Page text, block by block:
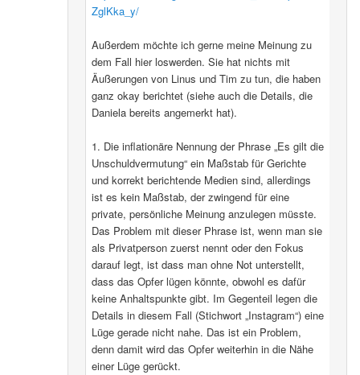
ZglKka_y/
Außerdem möchte ich gerne meine Meinung zu
dem Fall hier loswerden. Sie hat nichts mit
Äußerungen von Linus und Tim zu tun, die haben
ganz okay berichtet (siehe auch die Details, die
Daniela bereits angemerkt hat).
1. Die inflationäre Nennung der Phrase „Es gilt die
Unschuldvermutung“ ein Maßstab für Gerichte
und korrekt berichtende Medien sind, allerdings
ist es kein Maßstab, der zwingend für eine
private, persönliche Meinung anzulegen müsste.
Das Problem mit dieser Phrase ist, wenn man sie
als Privatperson zuerst nennt oder den Fokus
darauf legt, ist dass man ohne Not unterstellt,
dass das Opfer lügen könnte, obwohl es dafür
keine Anhaltspunkte gibt. Im Gegenteil legen die
Details in diesem Fall (Stichwort „Instagram“) eine
Lüge gerade nicht nahe. Das ist ein Problem,
denn damit wird das Opfer weiterhin in die Nähe
einer Lüge gerückt.